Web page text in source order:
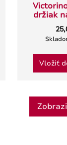
držiak
Vložiť